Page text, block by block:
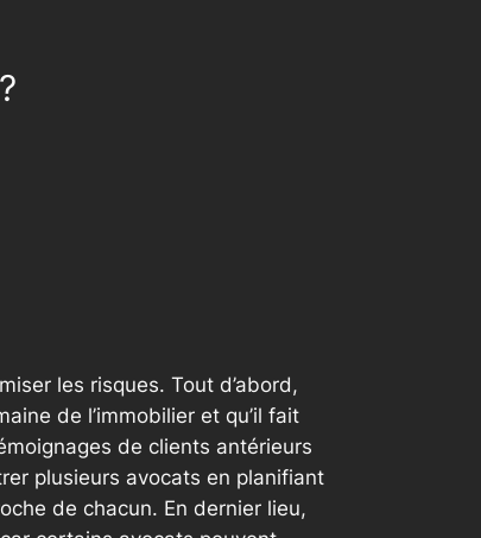
les risques. Tout d’abord,
de l’immobilier et qu’il fait
de clients antérieurs
plusieurs avocats en planifiant
de chacun. En dernier lieu,